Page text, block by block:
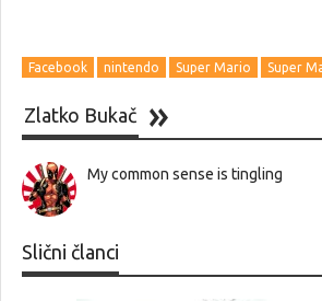
Facebook nintendo Super Mario Super
Zlatko Bukač
My common sense is tingling
Slični članci